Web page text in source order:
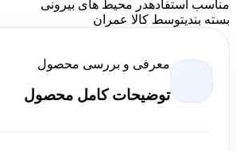
مناسب استفادهدر محیط های بیرونی
بسته بندیتوسط کالا عمران
معرفی و بررسی محصول
توضیحات کامل محصول